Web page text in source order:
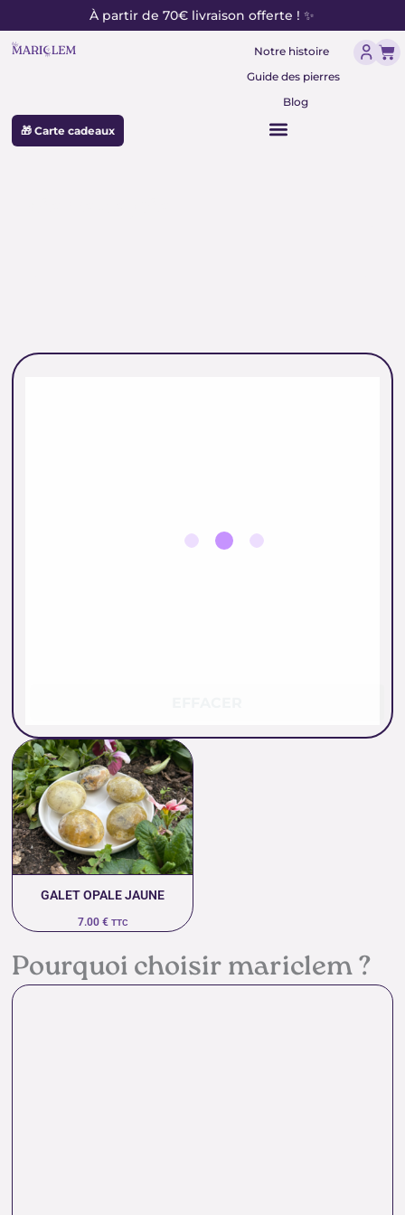
au
contenu
À partir de 70€ livraison offerte ! ✨
Notre histoire
Guide des pierres
Blog
🎁 Carte cadeaux
GALET OPALE JAUNE
7.00 € TTC
Pourquoi choisir mariclem ?